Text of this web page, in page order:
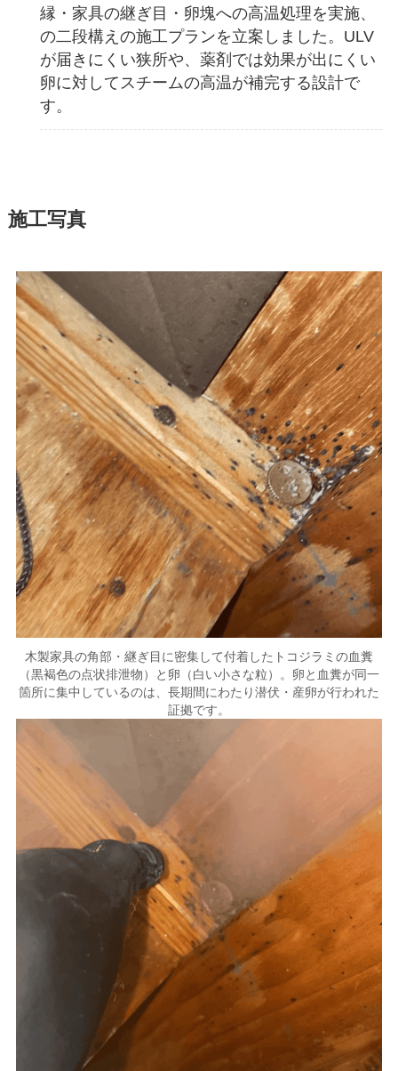
縁・家具の継ぎ目・卵塊への高温処理を実施、
の二段構えの施工プランを立案しました。ULV
が届きにくい狭所や、薬剤では効果が出にくい
卵に対してスチームの高温が補完する設計で
す。
施工写真
木製家具の角部・継ぎ目に密集して付着したトコジラミの血糞
（黒褐色の点状排泄物）と卵（白い小さな粒）。卵と血糞が同一
箇所に集中しているのは、長期間にわたり潜伏・産卵が行われた
証拠です。